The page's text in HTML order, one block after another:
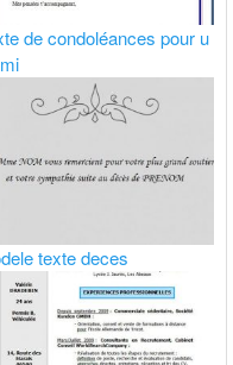
de condoléances pour u
texte deces